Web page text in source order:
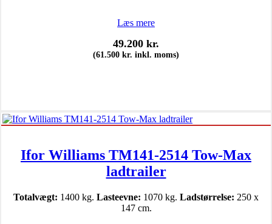
Læs mere
49.200 kr.
(61.500 kr. inkl. moms)
Ifor Williams TM141-2514 Tow-Max
ladtrailer
Totalvægt: 1400 kg. Lasteevne: 1070 kg. Ladstørrelse: 250 x
147 cm.